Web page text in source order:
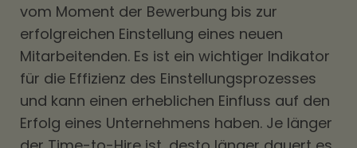
vom Moment der Bewerbung bis zur
erfolgreichen Einstellung eines neuen
Mitarbeitenden. Es ist ein wichtiger Indikator
für die Effizienz des Einstellungsprozesses
und kann einen erheblichen Einfluss auf den
Erfolg eines Unternehmens haben. Je länger